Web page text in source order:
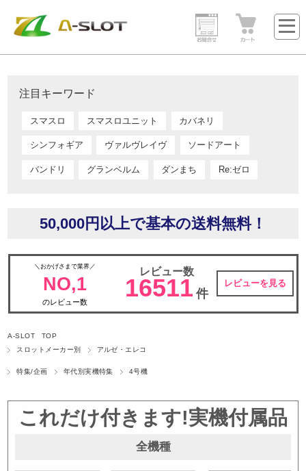
注目キーワード
スマスロ スマスロユニット カバネリ
シンフォギア ヴァルヴレイヴ ソードアート
バンドリ グランベルム ダンまち Re:ゼロ
50,000円以上で基本の送料無料！
＼おかげさまで業界／
NO,1
のレビュー数
レビュー数
16511 件
レビューを見る
A-SLOT TOP
スロットメーカー別
アルゼ・エレコ
特集/企画 年代別実機特集 4号機
これだけ付きます!実機付属品
全機種